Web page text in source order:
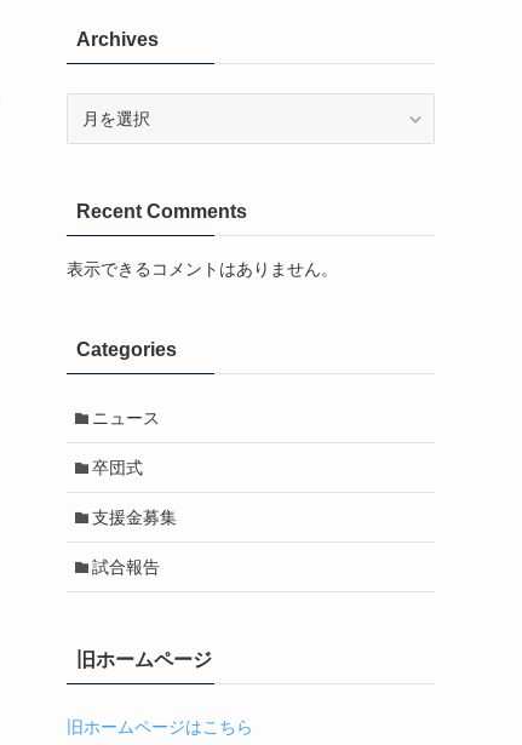
Archives
Recent Comments
表示できるコメントはありません。
Categories
ニュース
卒団式
支援金募集
試合報告
旧ホームページ
旧ホームページはこちら